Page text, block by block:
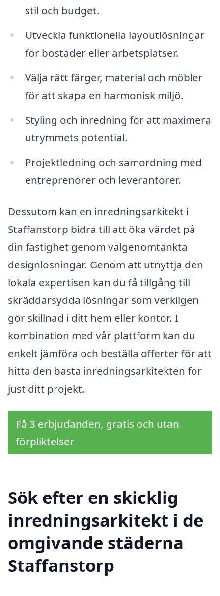
stil och budget.
Utveckla funktionella layoutlösningar
för bostäder eller arbetsplatser.
Välja rätt färger, material och möbler
för att skapa en harmonisk miljö.
Styling och inredning för att maximera
utrymmets potential.
Projektledning och samordning med
entreprenörer och leverantörer.
Dessutom kan en inredningsarkitekt i
Staffanstorp bidra till att öka värdet på
din fastighet genom välgenomtänkta
designlösningar. Genom att utnyttja den
lokala expertisen kan du få tillgång till
skräddarsydda lösningar som verkligen
gör skillnad i ditt hem eller kontor. I
kombination med vår plattform kan du
enkelt jämföra och beställa offerter för att
hitta den bästa inredningsarkitekten för
just ditt projekt.
Få 3 erbjudanden, gratis och utan
förpliktelser
Sök efter en skicklig
inredningsarkitekt i de
omgivande städerna
Staffanstorp